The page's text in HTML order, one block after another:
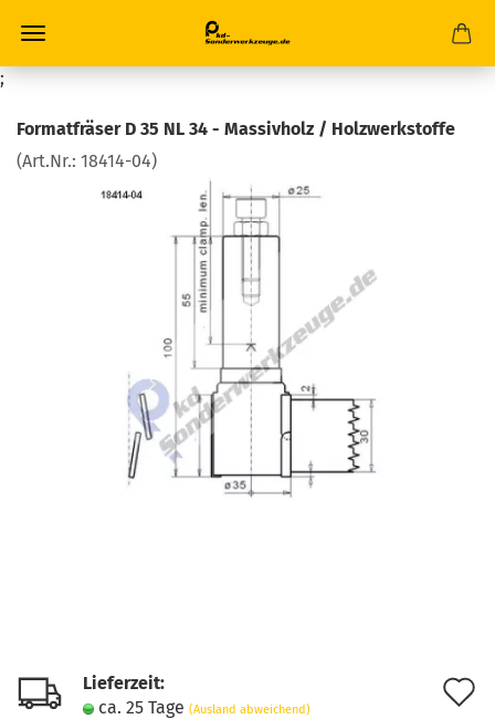
;
Formatfräser D 35 NL 34 - Massivholz / Holzwerkstoffe
(Art.Nr.: 18414-04)
Lieferzeit:
ca. 25 Tage (Ausland abweichend)